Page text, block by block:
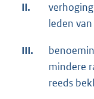
II.
leden
III.
mindere
reeds